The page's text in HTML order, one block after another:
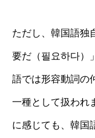
ただし、韓国語独
要だ（필요하다）
語では形容動詞の
一種として扱われ
に感じても、韓国